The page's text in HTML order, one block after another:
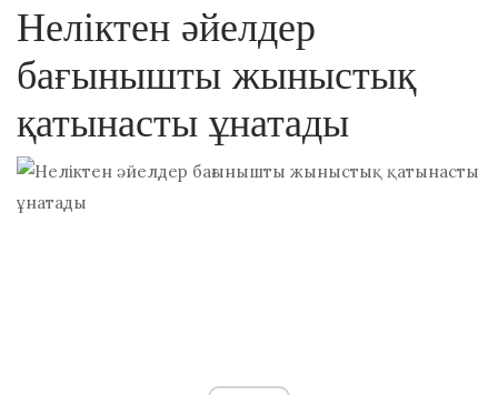
Неліктен әйелдер
бағынышты жыныстық
қатынасты ұнатады